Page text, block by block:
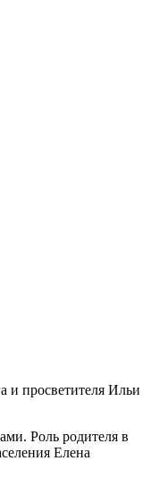
и просветителя Ильи
Роль родителя в
Елена